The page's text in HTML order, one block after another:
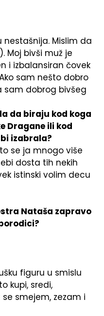
nestašnija. Mislim da
Moj bivši muž je
i izbalansiran čovek
sam nešto dobro
sam dobrog bivšeg
da biraju kod koga
Dragane ili kod
izabrala?
se ja mnogo više
dosta tih nekih
istinski volim decu
Nataša zapravo
figuru u smislu
kupi, sredi,
smejem, zezam i